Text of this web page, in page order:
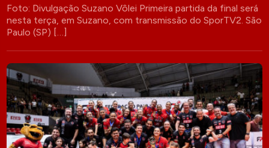
Foto: Divulgação Suzano Vôlei Primeira partida da final será
nesta terça, em Suzano, com transmissão do SporTV2. São
Paulo (SP) […]